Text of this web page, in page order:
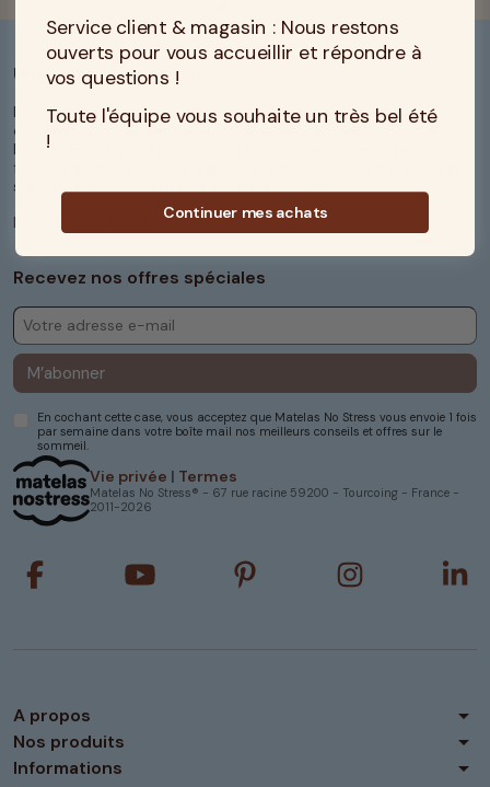
Vie privée | Termes
Matelas No Stress® - 67 rue racine 59200 - Tourcoing - France -
2011-2026
Une histoire de famille.
Depuis 4 générations, nous fabriquons des matelas aussi
durables qu’agréables dans notre atelier familial du nord de la
France. Nos matières sont naturelles, notre savoir-faire est
français et notre priorité est votre sommeil. Notre mission est
simple : vous permettre de dormir tranquille.
Découvrez qui nous sommes
Recevez nos offres spéciales
M’abonner
En cochant cette case, vous acceptez que Matelas No Stress vous envoie 1 fois
par semaine dans votre boîte mail nos meilleurs conseils et offres sur le
sommeil.
A propos arrow_drop_down
Nos produits arrow_drop_down
Informations arrow_drop_down
Service client & magasin : Nous restons
ouverts pour vous accueillir et répondre à
vos questions !
Toute l'équipe vous souhaite un très bel été
!
Continuer mes achats